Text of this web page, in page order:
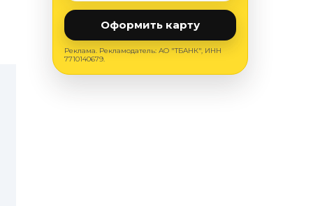
Оформить карту
Реклама. Рекламодатель: АО "ТБАНК", ИНН
7710140679.